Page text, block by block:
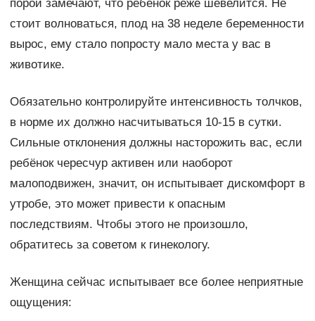
порой замечают, что ребенок реже шевелится. Не
стоит волноваться, плод на 38 неделе беременности
вырос, ему стало попросту мало места у вас в
животике.
Обязательно контролируйте интенсивность толчков,
в норме их должно насчитываться 10-15 в сутки.
Сильные отклонения должны насторожить вас, если
ребёнок чересчур активен или наоборот
малоподвижен, значит, он испытывает дискомфорт в
утробе, это может привести к опасным
последствиям. Чтобы этого не произошло,
обратитесь за советом к гинекологу.
Женщина сейчас испытывает все более неприятные
ощущения: